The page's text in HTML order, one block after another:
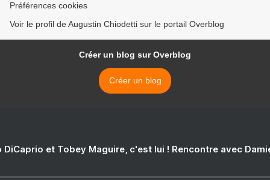
Préférences cookies
Voir le profil de Augustin Chiodetti sur le portail Overblog
Créer un blog sur Overblog
Créer un blog
DiCaprio et Tobey Maguire, c'est lui ! Rencontre avec